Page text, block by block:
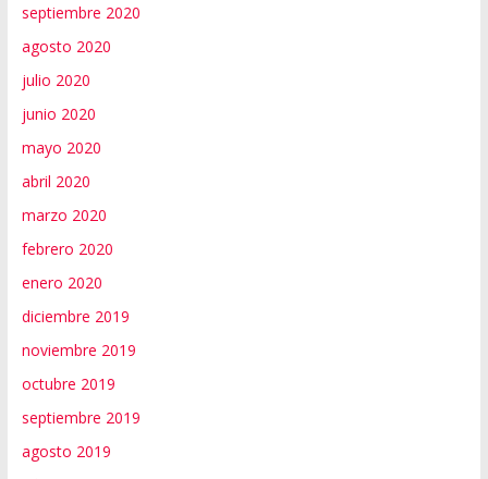
septiembre 2020
agosto 2020
julio 2020
junio 2020
mayo 2020
abril 2020
marzo 2020
febrero 2020
enero 2020
diciembre 2019
noviembre 2019
octubre 2019
septiembre 2019
agosto 2019